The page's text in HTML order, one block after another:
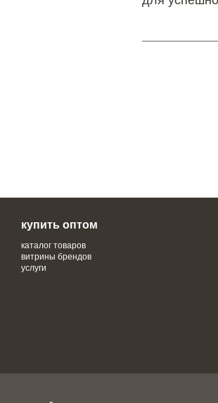
купить оптом
каталог товаров
витрины брендов
услуги